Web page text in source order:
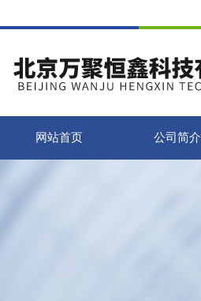
网站首页 公司简介